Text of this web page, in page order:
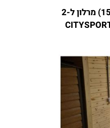
סאונה חוץ (1513) מרלון ל-2